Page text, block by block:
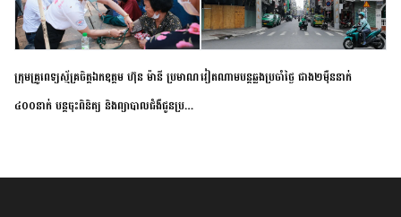
ការប្តេជ្ញាចិត្ត
ថ្នាំពេទ្យជូនប្រជាពលរដ្ឋ
រស់នៅសង្កាត់បឹងកុក
ក្រុមគ្រូពេទ្យស្ម័គ្រចិត្តឯកឧត្តម ហ៊ុន ម៉ានី ប្រមាណ
៤០០នាក់ បន្តចុះពិនិត្យ និងព្យាបាលជំងឺជូនប្រជា
វៀតណាម​បន្ត​ឆ្លង​ប្រចាំថ្ងៃ​ ​ជាង​២​ម៉ឺន​នាក់​